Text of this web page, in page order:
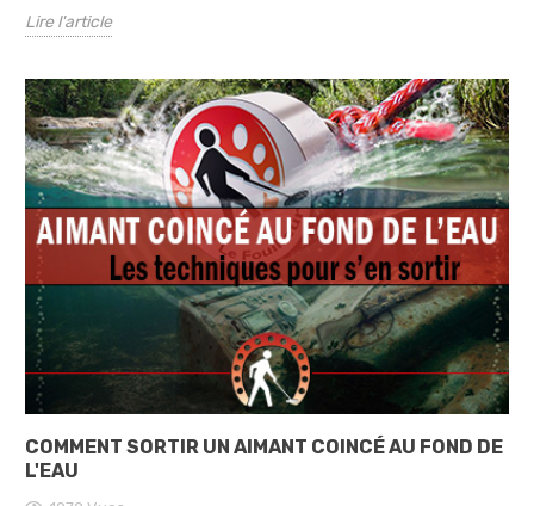
Lire l'article
COMMENT SORTIR UN AIMANT COINCÉ AU FOND DE
L'EAU